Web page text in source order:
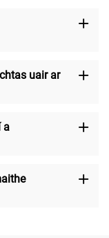
uair ar
a